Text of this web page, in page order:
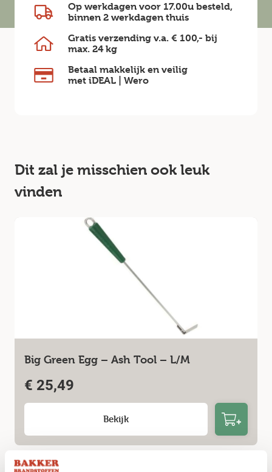
Op werkdagen voor 17.00u besteld,
binnen 2 werkdagen thuis
Gratis verzending v.a. € 100,- bij
max. 24 kg
Betaal makkelijk en veilig
met iDEAL | Wero
Dit zal je misschien ook leuk
vinden
Big Green Egg – Ash Tool – L/M
€ 25,49
Bekijk